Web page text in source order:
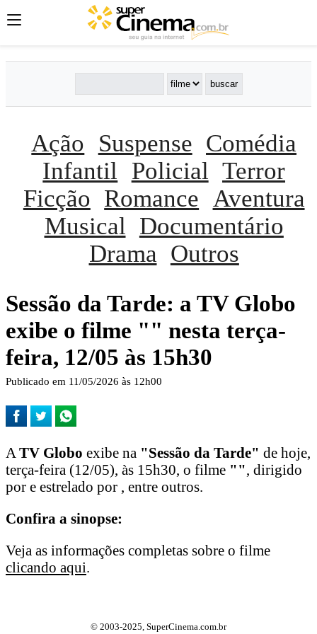
Ação Suspense Comédia
Infantil
Policial Terror
Ficção Romance Aventura
Musical
Documentário
Drama Outros
Sessão da Tarde: a TV Globo
exibe o filme "" nesta terça-
feira, 12/05 às 15h30
Publicado em 11/05/2026 às 12h00
A TV Globo exibe na "Sessão da Tarde" de hoje,
terça-feira (12/05), às 15h30, o filme "", dirigido
por e estrelado por , entre outros.
Confira a sinopse:
Veja as informações completas sobre o filme
clicando aqui.
© 2003-2025, SuperCinema.com.br